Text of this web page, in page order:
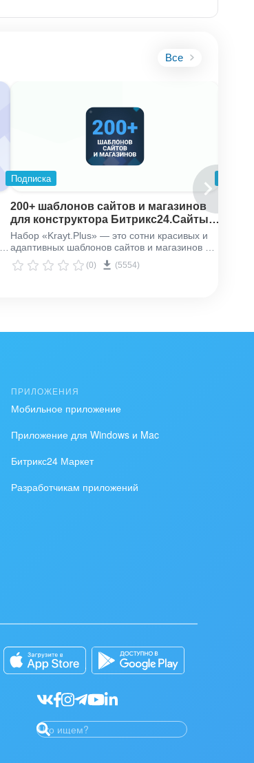
Все
Подписка
200+ шаблонов сайтов и магазинов
для конструктора Битрикс24.Сайты и
Битрикс24.Магазины «Krayt.Plus»
Набор «Krayt.Plus» — это сотни красивых и
адаптивных шаблонов сайтов и магазинов на
любую тематику. 1 минута на создание, пара
дней на запуск.
(0) (5554)
ПРИЛОЖЕНИЯ
Мобильное приложение
Приложение для Windows и Mac
Битрикс24 Маркет
Разработчикам приложений